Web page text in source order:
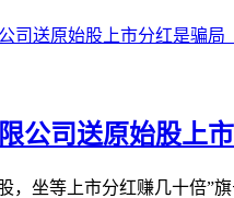
公司送原始股上
，坐等上市分红赚几十倍”